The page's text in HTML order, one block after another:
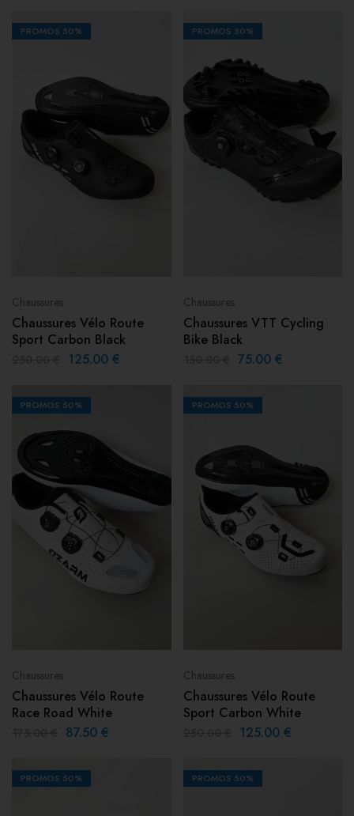
PROMOS 50%
Chaussures
Chaussures Vélo Route
Sport Carbon Black
125.00 €
PROMOS 50%
Chaussures
Chaussures VTT Cycling
Bike Black
75.00 €
PROMOS 50%
Chaussures
Chaussures Vélo Route
Race Road White
87.50 €
PROMOS 50%
Chaussures
Chaussures Vélo Route
Sport Carbon White
125.00 €
PROMOS 50% PROMOS 50%